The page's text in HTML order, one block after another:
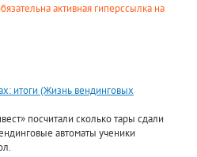
активная гиперссылка на
итоги (Жизнь вендинговых
посчитали сколько тары сдали
автоматы ученики